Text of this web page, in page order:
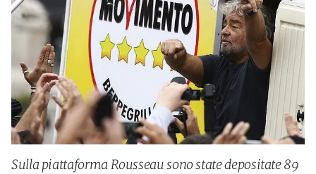
Sulla piattaforma Rousseau sono state depositate 89